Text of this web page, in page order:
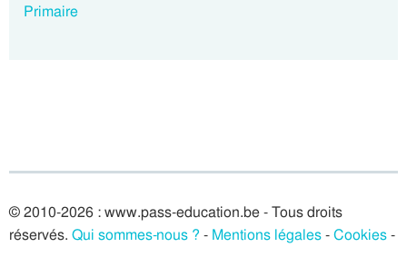
Primaire
© 2010-2026 : www.pass-education.be - Tous droits
réservés. Qui sommes-nous ? - Mentions légales-Cookies-